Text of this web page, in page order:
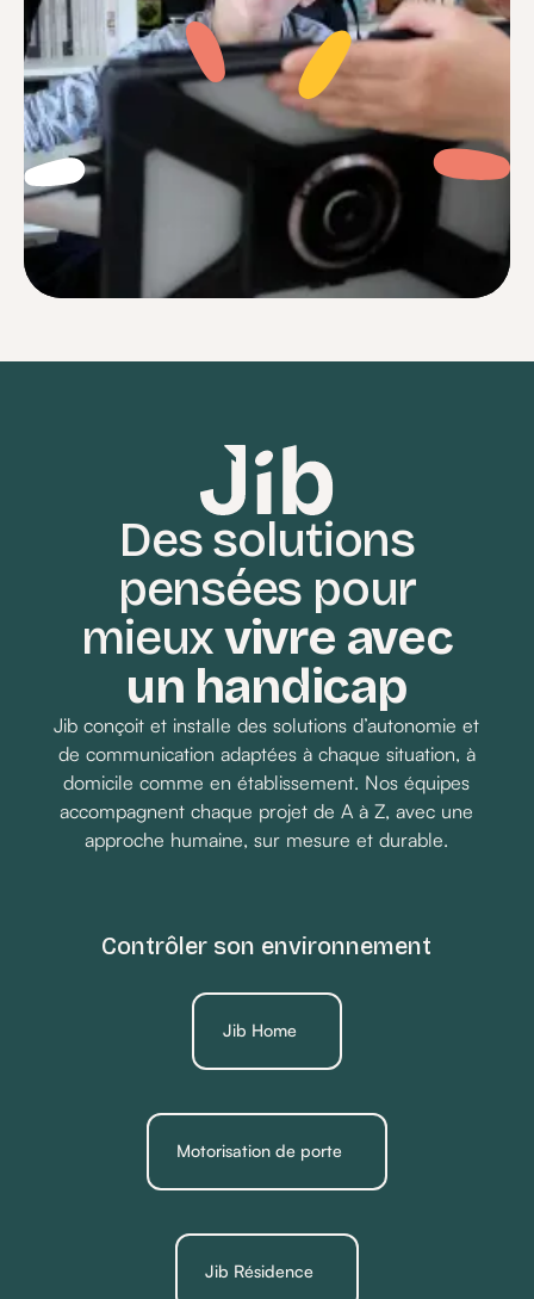
réglages complexes et des notices
Demander un devis
Des solutions
pensées pour
mieuxvivre avec
un handicap
Jib conçoit et installe des solutions d’autonomie et
de communication adaptées à chaque situation, à
domicile comme en établissement. Nos équipes
accompagnent chaque projet de A à Z, avec une
approche humaine, sur mesure et durable.
Contrôler son environnement
Jib Home
Motorisation de porte
Jib Résidence